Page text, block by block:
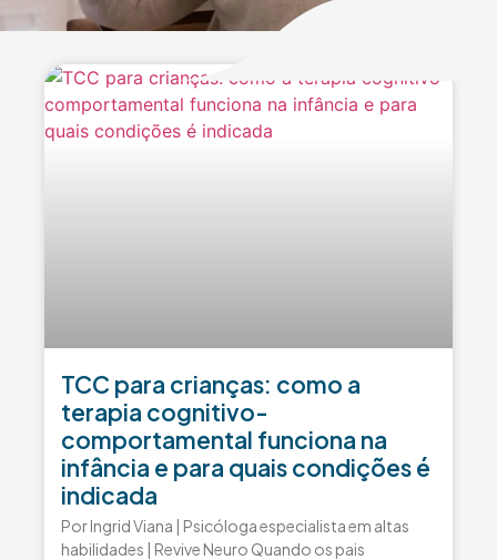
TCC para crianças: como a
terapia cognitivo-
comportamental funciona na
infância e para quais condições é
indicada
Por Ingrid Viana | Psicóloga especialista em altas
habilidades | Revive Neuro Quando os pais